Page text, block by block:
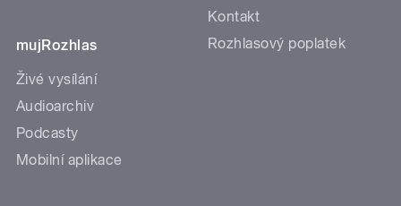
mujRozhlas
Živé vysílání
Audioarchiv
Podcasty
Mobilní aplikace
Kontakt
Rozhlasový poplatek